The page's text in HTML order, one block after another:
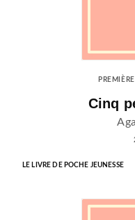
Cinq
LE LIVRE DE POCHE JEUNESSE